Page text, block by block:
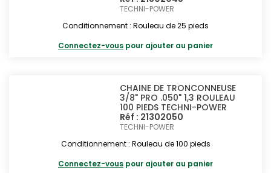
TECHNI-POWER
Conditionnement : Rouleau de 25 pieds
Connectez-vous pour ajouter au panier
CHAINE DE TRONCONNEUSE
3/8" PRO .050" 1,3 ROULEAU
100 PIEDS TECHNI-POWER
Réf : 21302050
TECHNI-POWER
Conditionnement : Rouleau de 100 pieds
Connectez-vous pour ajouter au panier